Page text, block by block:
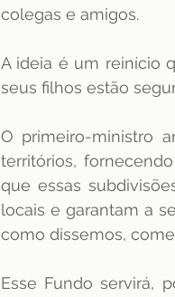
colegas e amigos.
A ideia é um reinício
seus filhos estão
O primeiro-ministro
territórios,
que essas
locais e garantam a
como dissemos,
Esse Fundo servirá,